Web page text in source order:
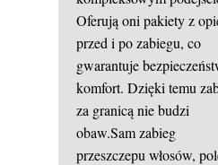
Oferują oni pakiety z
przed i po zabiegu, co
gwarantuje
komfort. Dzięki temu
za granicą nie budzi
obaw.Sam zabieg
przeszczepu włosów,